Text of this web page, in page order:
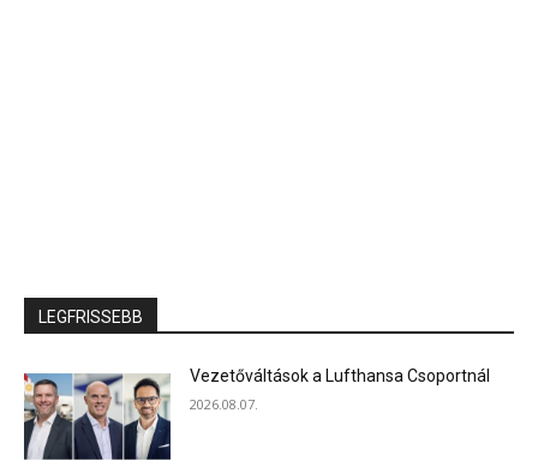
LEGFRISSEBB
Vezetőváltások a Lufthansa Csoportnál
2026.08.07.